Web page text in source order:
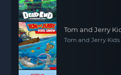
Tom and Jerry
Tom and Jerry Kids